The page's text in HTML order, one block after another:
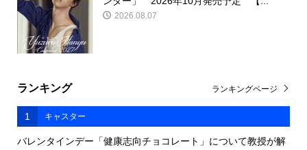
2026.08.07
ランキング
1 キャスター
バレンタインデー「健康志向チョコレート」について教授が解
ランキングページ